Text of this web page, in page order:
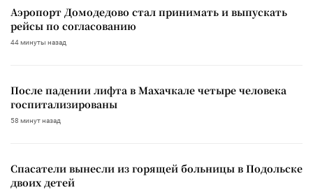
Аэропорт Домодедово стал принимать и выпускать
рейсы по согласованию
44 минуты назад
После падении лифта в Махачкале четыре человека
госпитализированы
58 минут назад
Спасатели вынесли из горящей больницы в Подольске
двоих детей